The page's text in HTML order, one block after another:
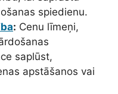
spiedienu.
: Cenu līmeņi,
saplūst,
apstāšanos vai